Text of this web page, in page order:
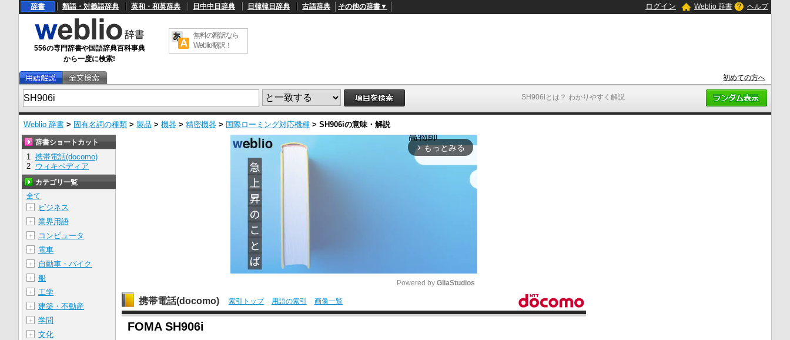
SH906iとは？ わかりやすく解説
辞書 類語・対義語辞典 英和・和英辞典 日中中日辞典 日韓韓日辞典 古語辞典 その他の辞書▼ ログイン Weblio 辞書 ヘルプ
556の専門辞書や国語辞典百科事典
から一度に検索!
無料の翻訳なら
Weblio翻訳！
初めての方へ
Weblio 辞書 > 固有名詞の種類 > 製品 > 機器 > 精密機器 > 国際ローミング対応機種 > SH906iの意味・解説
arrow_forward_ios もっとみる
M
Powered by GliaStudios
携帯電話(docomo) 索引トップ 用語の索引 画像一覧
FOMA SH906i
辞書ショートカット
1 携帯電話(docomo)
2 ウィキペディア
カテゴリ一覧
全て
＋
ビジネス
＋ 業界用語
＋ コンピュータ
＋ 電車
＋ 自動車・バイク
＋ 船
＋ 工学
＋ 建築・不動産
＋ 学問
＋ 文化